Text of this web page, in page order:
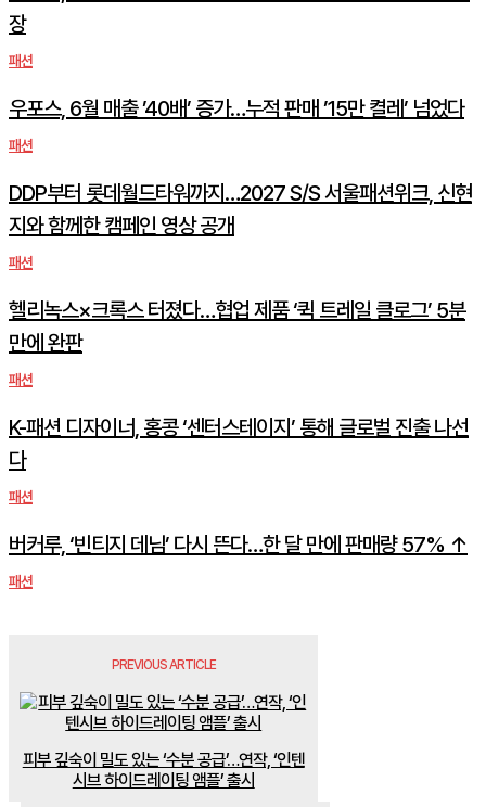
장
패션
우포스, 6월 매출 ’40배’ 증가…누적 판매 ’15만 켤레’ 넘었다
패션
DDP부터 롯데월드타워까지…2027 S/S 서울패션위크, 신현
지와 함께한 캠페인 영상 공개
패션
헬리녹스×크록스 터졌다…협업 제품 ‘퀵 트레일 클로그’ 5분
만에 완판
패션
K-패션 디자이너, 홍콩 ‘센터스테이지’ 통해 글로벌 진출 나선
다
패션
버커루, ‘빈티지 데님’ 다시 뜬다…한 달 만에 판매량 57% ↑
패션
PREVIOUS ARTICLE
피부 깊숙이 밀도 있는 ‘수분 공급’…연작, ‘인텐
시브 하이드레이팅 앰플’ 출시